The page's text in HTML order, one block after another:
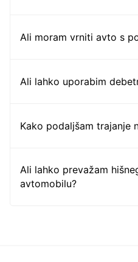
Ali moram vrniti avto s
Ali lahko uporabim
Kako podaljšam trajanje
Ali lahko prevažam
avtomobilu?